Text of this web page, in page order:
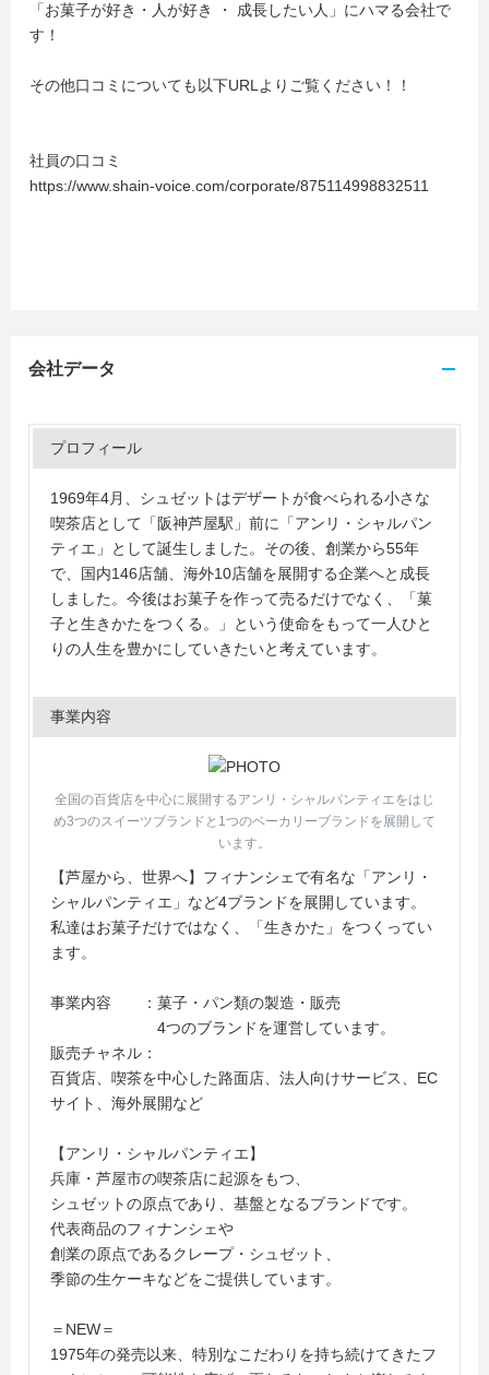
「お菓子が好き・人が好き ・ 成長したい人」にハマる会社で
す！
その他口コミについても以下URLよりご覧ください！！
社員の口コミ
https://www.shain-voice.com/corporate/875114998832511
会社データ
プロフィール
1969年4月、シュゼットはデザートが食べられる小さな
喫茶店として「阪神芦屋駅」前に「アンリ・シャルパン
ティエ」として誕生しました。その後、創業から55年
で、国内146店舗、海外10店舗を展開する企業へと成長
しました。今後はお菓子を作って売るだけでなく、「菓
子と生きかたをつくる。」という使命をもって一人ひと
りの人生を豊かにしていきたいと考えています。
事業内容
全国の百貨店を中心に展開するアンリ・シャルパンティエをはじ
め3つのスイーツブランドと1つのベーカリーブランドを展開して
います。
【芦屋から、世界へ】フィナンシェで有名な「アンリ・
シャルパンティエ」など4ブランドを展開しています。
私達はお菓子だけではなく、「生きかた」をつくってい
ます。
事業内容 ：菓子・パン類の製造・販売
4つのブランドを運営しています。
販売チャネル：
百貨店、喫茶を中心した路面店、法人向けサービス、EC
サイト、海外展開など
【アンリ・シャルパンティエ】
兵庫・芦屋市の喫茶店に起源をもつ、
シュゼットの原点であり、基盤となるブランドです。
代表商品のフィナンシェや
創業の原点であるクレープ・シュゼット、
季節の生ケーキなどをご提供しています。
＝NEW＝
1975年の発売以来、特別なこだわりを持ち続けてきたフ